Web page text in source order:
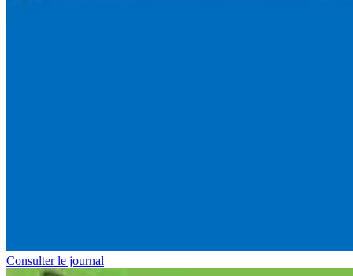
Consulter le journal